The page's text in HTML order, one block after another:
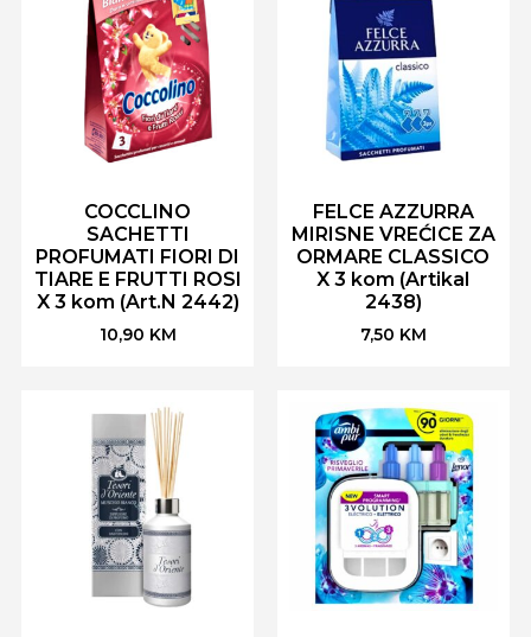
COCCLINO
SACHETTI
PROFUMATI FIORI DI
TIARE E FRUTTI ROSI
X 3 kom (Art.N 2442)
10,90 KM
FELCE AZZURRA
MIRISNE VREĆICE ZA
ORMARE CLASSICO
X 3 kom (Artikal
2438)
7,50 KM